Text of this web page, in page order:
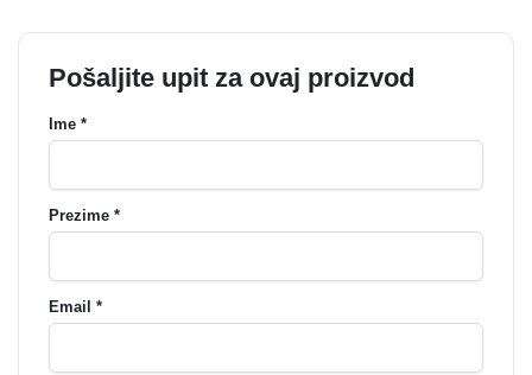
Pošaljite upit za ovaj proizvod
Ime *
Prezime *
Email *